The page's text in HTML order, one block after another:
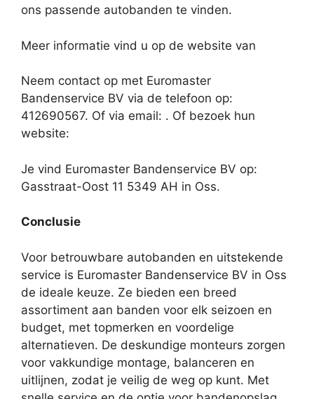
ons passende autobanden te vinden.
Meer informatie vind u op de website van
Neem contact op met Euromaster
Bandenservice BV via de telefoon op:
412690567. Of via email: . Of bezoek hun
website:
Je vind Euromaster Bandenservice BV op:
Gasstraat-Oost 11 5349 AH in Oss.
Conclusie
Voor betrouwbare autobanden en uitstekende
service is Euromaster Bandenservice BV in Oss
de ideale keuze. Ze bieden een breed
assortiment aan banden voor elk seizoen en
budget, met topmerken en voordelige
alternatieven. De deskundige monteurs zorgen
voor vakkundige montage, balanceren en
uitlijnen, zodat je veilig de weg op kunt. Met